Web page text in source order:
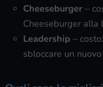
Cheeseburger –
Cheeseburger
Leadership –
sbloccare un